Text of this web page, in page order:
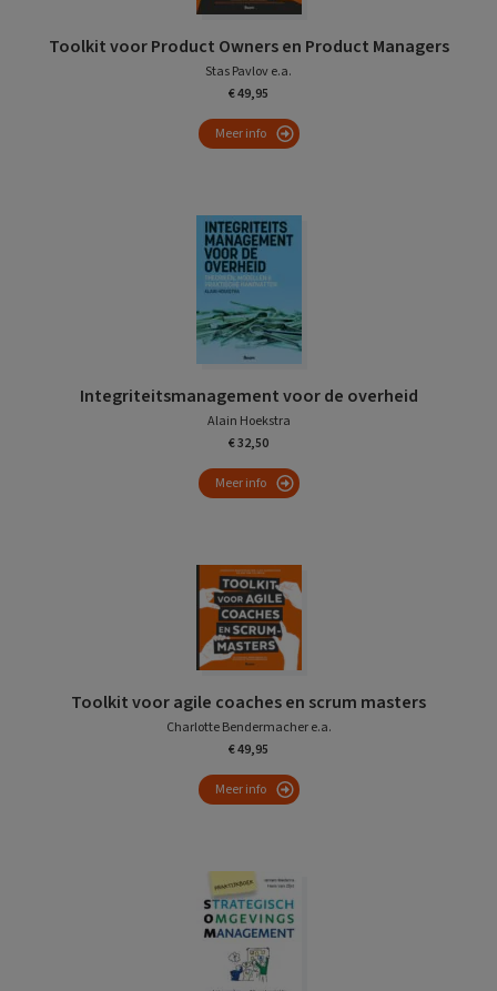
Toolkit voor Product Owners en Product Managers
Stas Pavlov e.a.
€ 49,95
Meer info
Integriteitsmanagement voor de overheid
Alain Hoekstra
€ 32,50
Meer info
Toolkit voor agile coaches en scrum masters
Charlotte Bendermacher e.a.
€ 49,95
Meer info